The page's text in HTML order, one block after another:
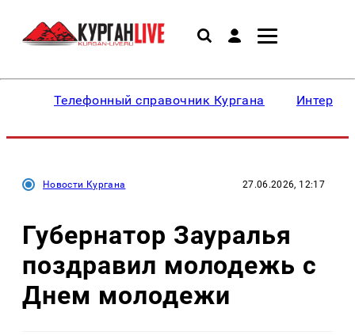
Телефонный справочник Кургана
Новости Кургана 27.06.2026, 12:17
Губернатор Зауралья
поздравил молодежь с
Днем молодежи